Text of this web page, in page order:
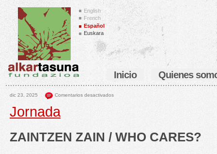
English
French
Español
Euskara
Inicio Quienes
dic 23, 2025 Comentarios desactivados
Jornada
ZAINTZEN ZAIN / WHO CARES?